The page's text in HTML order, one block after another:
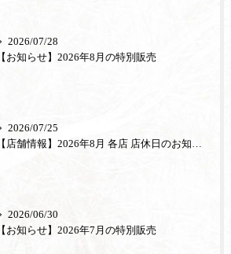
2026/07/28
【お知らせ】2026年8月の特別販売
2026/07/25
2026/06/30
【お知らせ】2026年7月の特別販売